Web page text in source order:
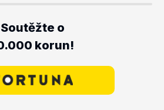
Soutěžte o
korun!